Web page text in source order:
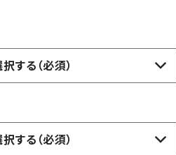
する（必須）
する（必須）